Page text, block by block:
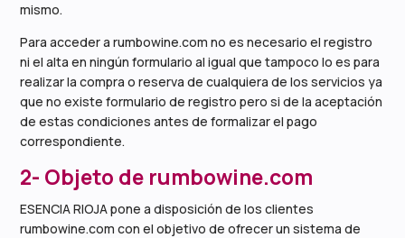
mismo.
Para acceder a rumbowine.com no es necesario el registro
ni el alta en ningún formulario al igual que tampoco lo es para
realizar la compra o reserva de cualquiera de los servicios ya
que no existe formulario de registro pero si de la aceptación
de estas condiciones antes de formalizar el pago
correspondiente.
2- Objeto de rumbowine.com
ESENCIA RIOJA pone a disposición de los clientes
rumbowine.com con el objetivo de ofrecer un sistema de